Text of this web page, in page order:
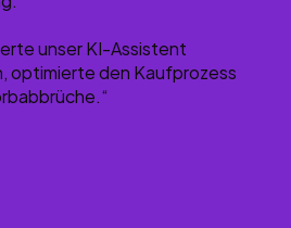
unser KI-Assistent
den Kaufprozess